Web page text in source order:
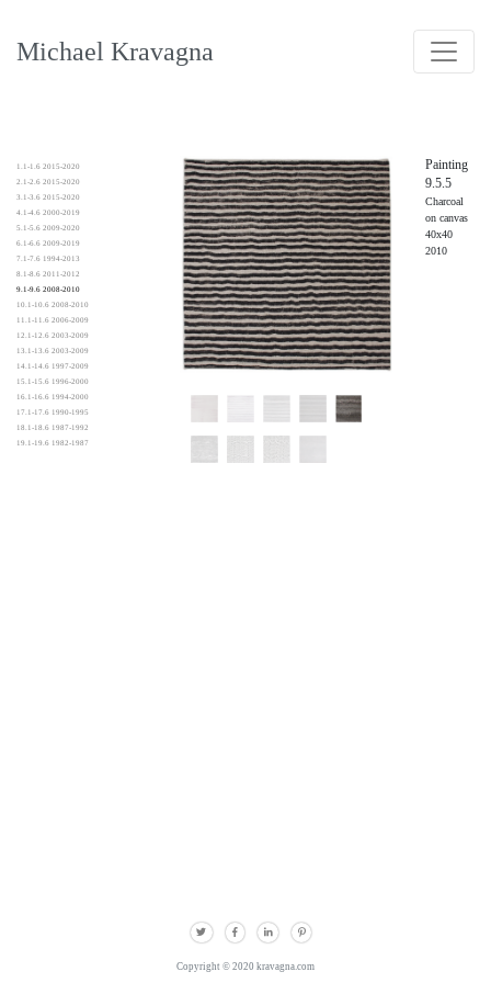
Michael Kravagna
1.1-1.6 2015-2020
2.1-2.6 2015-2020
3.1-3.6 2015-2020
4.1-4.6 2000-2019
5.1-5.6 2009-2020
6.1-6.6 2009-2019
7.1-7.6 1994-2013
8.1-8.6 2011-2012
9.1-9.6 2008-2010
10.1-10.6 2008-2010
11.1-11.6 2006-2009
12.1-12.6 2003-2009
13.1-13.6 2003-2009
14.1-14.6 1997-2009
15.1-15.6 1996-2000
16.1-16.6 1994-2000
17.1-17.6 1990-1995
18.1-18.6 1987-1992
19.1-19.6 1982-1987
Painting
9.5.5
Charcoal
on canvas
40x40
2010
Copyright © 2020 kravagna.com